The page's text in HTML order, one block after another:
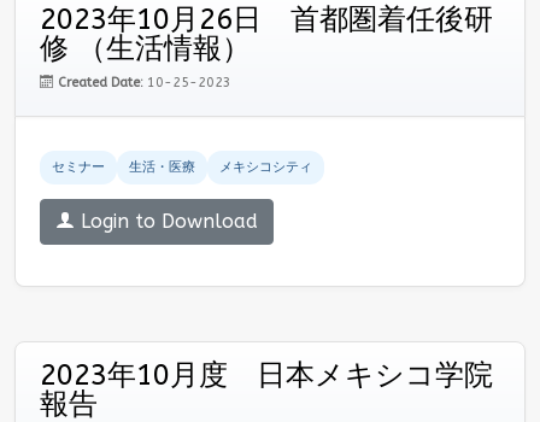
2023年10月26日 首都圏着任後研
修 （生活情報）
Created Date: 10-25-2023
セミナー 生活・医療 メキシコシティ
Login to Download
2023年10月度 日本メキシコ学院
報告